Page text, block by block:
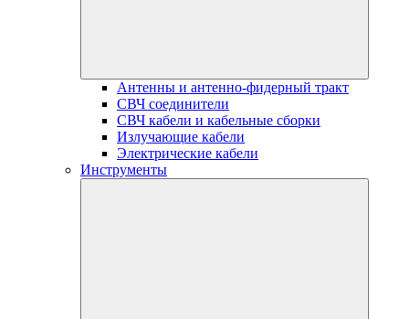
Антенны и антенно-фидерный тракт
СВЧ соединители
СВЧ кабели и кабельные сборки
Излучающие кабели
Электрические кабели
Инструменты